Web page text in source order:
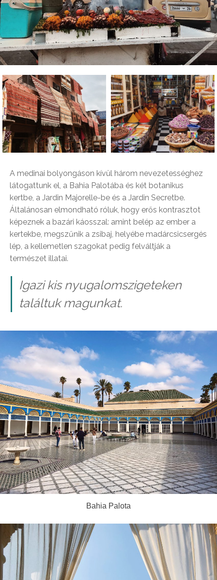
A medinai bolyongáson kívül három nevezetességhez
látogattunk el, a Bahia Palotába és két botanikus
kertbe, a Jardin Majorelle-be és a Jardin Secretbe.
Általánosan elmondható róluk, hogy erős kontrasztot
képeznek a bazári káosszal: amint belép az ember a
kertekbe, megszűnik a zsibaj, helyébe madárcsicsergés
lép, a kellemetlen szagokat pedig felváltják a
természet illatai.
Igazi kis nyugalomszigeteken
találtuk magunkat.
Bahia Palota